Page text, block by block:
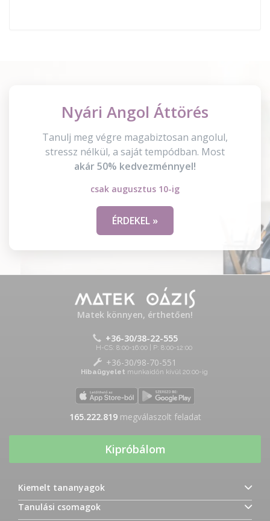
Nyári Angol Áttörés
Tanulj meg végre magabiztosan angolul,
stressz nélkül, a saját tempódban. Most
akár 50% kedvezménnyel!
csak augusztus 10-ig
ÉRDEKEL »
Matek könnyen, érthetően!
+36-30/38-22-555
H-CS: 8:00-16:00 | P: 8:00-12:00
+36-30/98-70-551
Hibaügyelet munkaidőn kívül 20:00-ig
165.222.819megválaszolt feladat
Kipróbálom
Kiemelt tananyagok
Tanulási csomagok